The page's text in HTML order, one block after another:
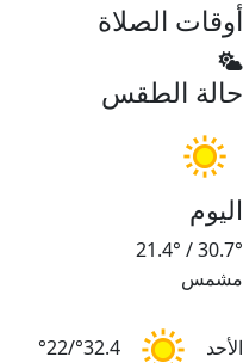
أوقات الصلاة
حالة الطقس
اليوم
30.7°
/
21.4°
مشمس
الأحد 32.4°/22°